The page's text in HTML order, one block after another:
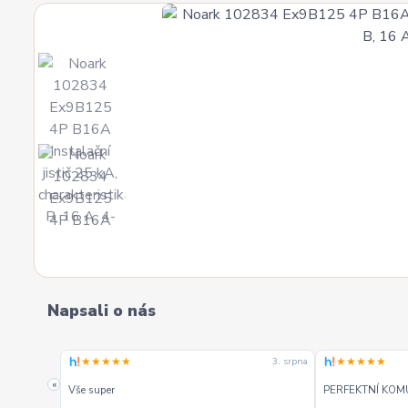
Napsali o nás
«
★★★★★ 3. srpna
Vše super
★★★★★
PERFEKTNÍ